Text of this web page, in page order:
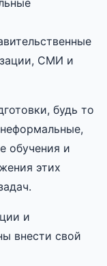
СМИ и
будь то
обучения и
этих
и
внести свой